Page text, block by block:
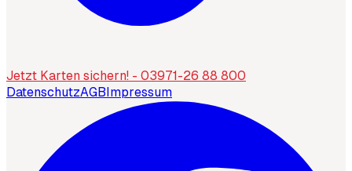
Jetzt Karten sichern! - 03971-26 88 800
DatenschutzAGBImpressum